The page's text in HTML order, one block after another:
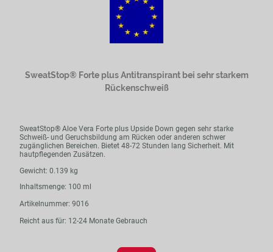
SweatStop® Forte plus Antitranspirant bei sehr starkem
Rückenschweiß
SweatStop® Aloe Vera Forte plus Upside Down gegen sehr starke
Schweiß- und Geruchsbildung am Rücken oder anderen schwer
zugänglichen Bereichen. Bietet 48-72 Stunden lang Sicherheit. Mit
hautpflegenden Zusätzen.
Gewicht: 0.139 kg
Inhaltsmenge: 100 ml
Artikelnummer: 9016
Reicht aus für: 12-24 Monate Gebrauch